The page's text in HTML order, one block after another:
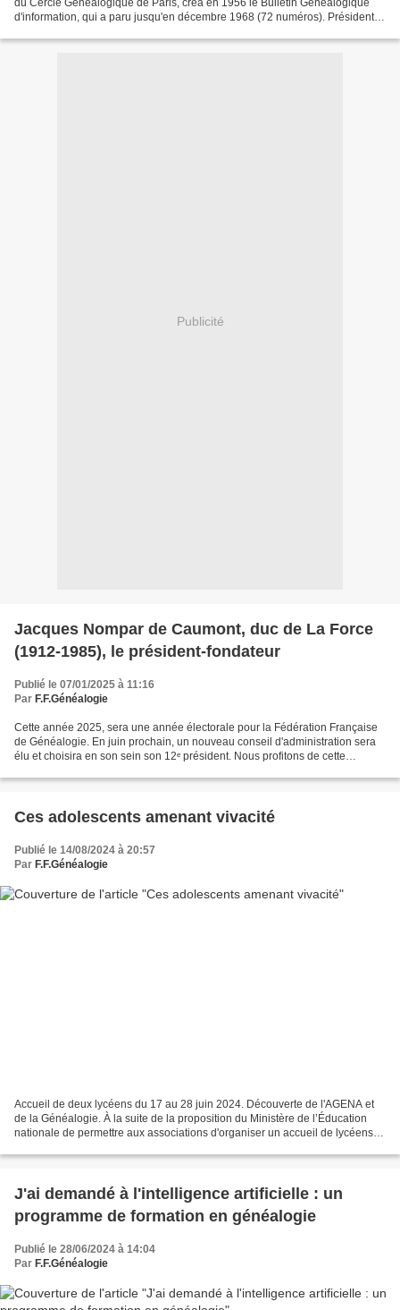
du Cercle Généalogique de Paris, créa en 1956 le Bulletin Généalogique
d'information, qui a paru jusqu'en décembre 1968 (72 numéros). Président
Publicité
Jacques Nompar de Caumont, duc de La Force
(1912-1985), le président-fondateur
Publié le 07/01/2025 à 11:16
Par F.F.Généalogie
Cette année 2025, sera une année électorale pour la Fédération Française
de Généalogie. En juin prochain, un nouveau conseil d'administration sera
élu et choisira en son sein son 12ᵉ président. Nous profitons de cette
Ces adolescents amenant vivacité
Publié le 14/08/2024 à 20:57
Par F.F.Généalogie
Accueil de deux lycéens du 17 au 28 juin 2024. Découverte de l'AGENA et
de la Généalogie. À la suite de la proposition du Ministère de l’Éducation
nationale de permettre aux associations d'organiser un accueil de lycéens
J'ai demandé à l'intelligence artificielle : un
programme de formation en généalogie
Publié le 28/06/2024 à 14:04
Par F.F.Généalogie